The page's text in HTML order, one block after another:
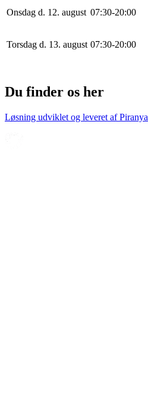
Onsdag d. 12. august 07:30-20:00
Torsdag d. 13. august 07:30-20:00
Du finder os her
Løsning udviklet og leveret afPiranya